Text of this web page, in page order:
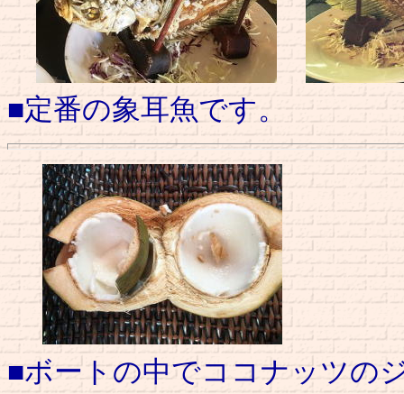
■定番の象耳魚です。
■ボートの中でココナッツの